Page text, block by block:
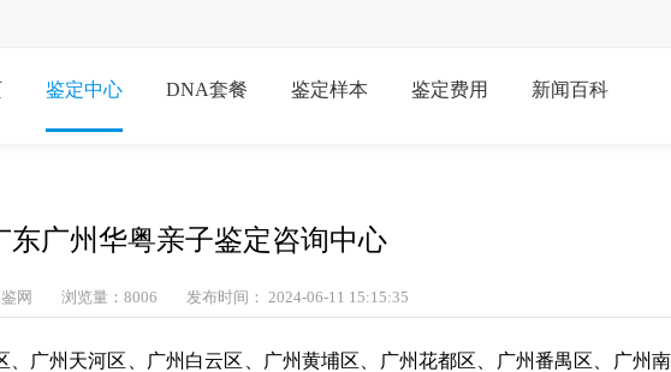
鉴定中心 DNA套餐 鉴定样本 鉴定费用 新闻百科
东广州华粤亲子鉴定咨询中心
网 浏览量：8006 发布时间： 2024-06-11 15:15:35
、广州天河区、广州白云区、广州黄埔区、广州花都区、广州番禺区、广州